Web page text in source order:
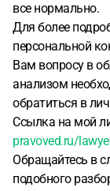
все нормально.
Для более
персональной
Вам вопросу в
анализом
обратиться в
Ссылка на мой
pravoved.ru/
Обращайтесь в
подобного